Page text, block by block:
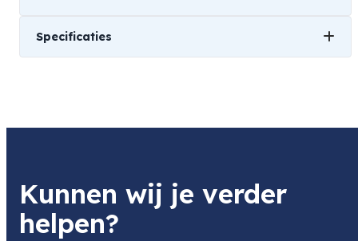
Specificaties
Kunnen wij je verder
helpen?